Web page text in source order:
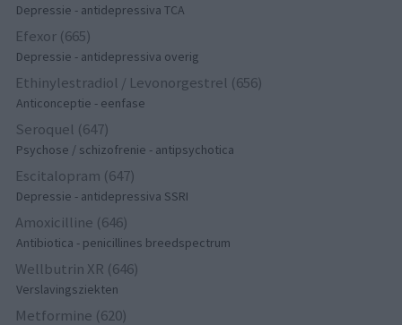
Depressie - antidepressiva TCA
Efexor (665)
Depressie - antidepressiva overig
Ethinylestradiol / Levonorgestrel (656)
Anticonceptie - eenfase
Seroquel (647)
Psychose / schizofrenie - antipsychotica
Escitalopram (647)
Depressie - antidepressiva SSRI
Amoxicilline (646)
Antibiotica - penicillines breedspectrum
Wellbutrin XR (646)
Verslavingsziekten
Metformine (620)